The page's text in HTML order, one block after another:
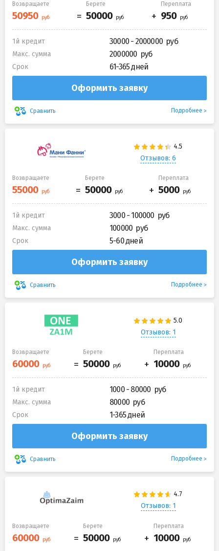
Возвращаете Берете Переплата
1й кредит 30000 - 2000000
Макс. сумма 2000000
Срок 61-365 дней
Оформить заявку
Сравнить Подробнее
Отзывов: 6
Возвращаете Берете Переплата
1й кредит 3000 - 100000
Макс. сумма 100000
Срок 5-60 дней
Оформить заявку
Сравнить Подробнее
Отзывов: 1
Возвращаете Берете Переплата
1й кредит 1000 - 80000
Макс. сумма 80000
Срок 1-365 дней
Оформить заявку
Сравнить Подробнее
Отзывов: 1
Возвращаете Берете Переплата